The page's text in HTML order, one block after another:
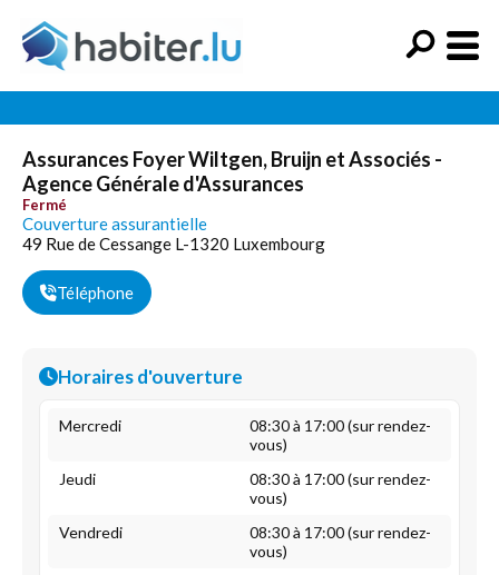
Assurances Foyer Wiltgen, Bruijn et Associés -
Agence Générale d'Assurances
Fermé
Couverture assurantielle
49 Rue de Cessange L-1320 Luxembourg
Téléphone
Horaires d'ouverture
Mercredi
08:30 à 17:00 (sur rendez-
vous)
Jeudi
08:30 à 17:00 (sur rendez-
vous)
Vendredi
08:30 à 17:00 (sur rendez-
vous)